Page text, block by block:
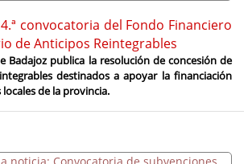
convocatoria del Fondo Financiero
de Anticipos Reintegrables
Badajoz publica la resolución de concesión de
destinados a apoyar la financiación
de la provincia.